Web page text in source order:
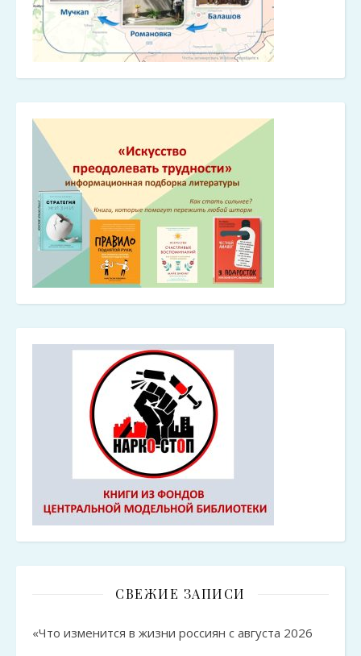
СВЕЖИЕ ЗАПИСИ
«Что изменится в жизни россиян с августа 2026